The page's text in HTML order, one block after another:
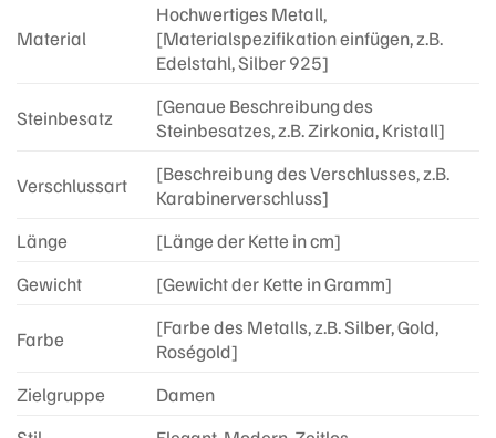
Material
Hochwertiges Metall,
[Materialspezifikation einfügen, z.B.
Edelstahl, Silber 925]
Steinbesatz
[Genaue Beschreibung des
Steinbesatzes, z.B. Zirkonia, Kristall]
Verschlussart
[Beschreibung des Verschlusses, z.B.
Karabinerverschluss]
Länge
[Länge der Kette in cm]
Gewicht
[Gewicht der Kette in Gramm]
Farbe
[Farbe des Metalls, z.B. Silber, Gold,
Roségold]
Zielgruppe
Damen